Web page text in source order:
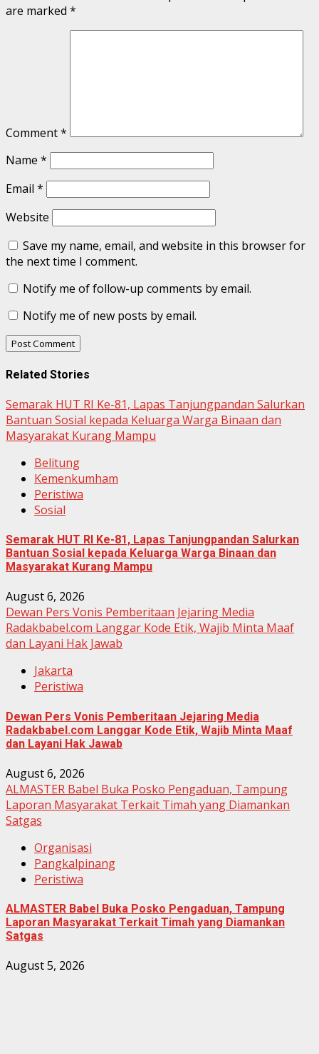
are marked *
Comment*
Name *
Email *
Website
Save my name, email, and website in this browser for
the next time I comment.
Notify me of follow-up comments by email.
Notify me of new posts by email.
Related Stories
Semarak HUT RI Ke-81, Lapas Tanjungpandan Salurkan
Bantuan Sosial kepada Keluarga Warga Binaan dan
Masyarakat Kurang Mampu
Belitung
Kemenkumham
Peristiwa
Sosial
Semarak HUT RI Ke-81, Lapas Tanjungpandan Salurkan
Bantuan Sosial kepada Keluarga Warga Binaan dan
Masyarakat Kurang Mampu
August 6, 2026
Dewan Pers Vonis Pemberitaan Jejaring Media
Radakbabel.com Langgar Kode Etik, Wajib Minta Maaf
dan Layani Hak Jawab
Jakarta
Peristiwa
Dewan Pers Vonis Pemberitaan Jejaring Media
Radakbabel.com Langgar Kode Etik, Wajib Minta Maaf
dan Layani Hak Jawab
August 6, 2026
ALMASTER Babel Buka Posko Pengaduan, Tampung
Laporan Masyarakat Terkait Timah yang Diamankan
Satgas
Organisasi
Pangkalpinang
Peristiwa
ALMASTER Babel Buka Posko Pengaduan, Tampung
Laporan Masyarakat Terkait Timah yang Diamankan
Satgas
August 5, 2026